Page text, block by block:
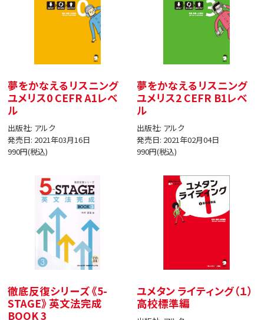
夢をかなえるリスニング
ユメリス0 CEFR A1レベ
ル
出版社: アルク
発売日: 2021年03月16日
990円(税込)
夢をかなえるリスニング
ユメリス2 CEFR B1レベ
ル
出版社: アルク
発売日: 2021年02月04日
990円(税込)
徹底反復シリーズ 《5-
STAGE》 英文法完成
BOOK 3
ユメタン ライティング（１）
高校標準編